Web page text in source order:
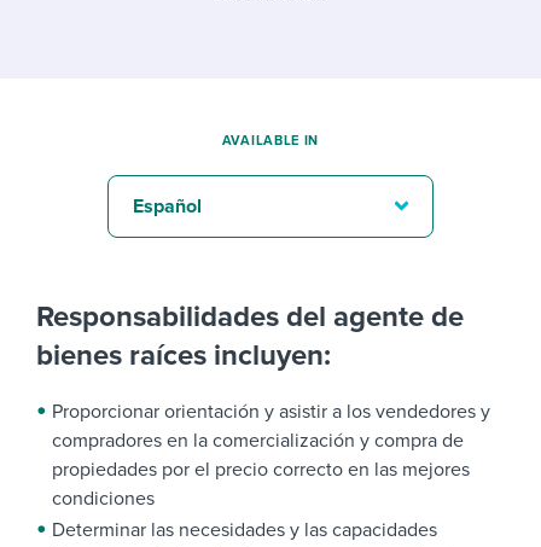
Responsabilidades del agente de
bienes raíces incluyen:
Proporcionar orientación y asistir a los vendedores y
compradores en la comercialización y compra de
propiedades por el precio correcto en las mejores
condiciones
Determinar las necesidades y las capacidades
AVAILABLE IN
Español